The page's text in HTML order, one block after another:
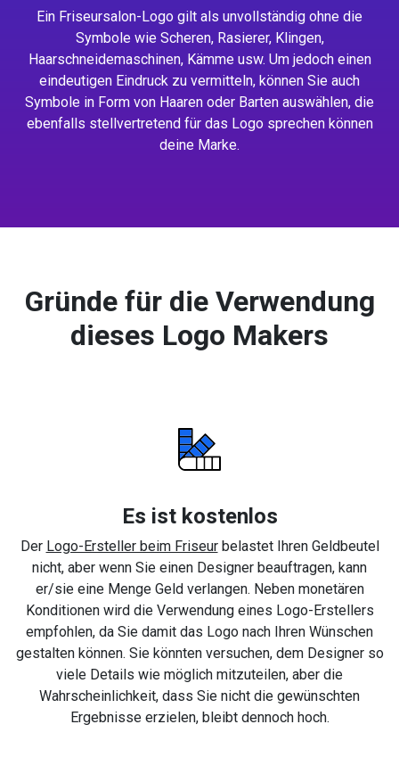
Ein Friseursalon-Logo gilt als unvollständig ohne die
Symbole wie Scheren, Rasierer, Klingen,
Haarschneidemaschinen, Kämme usw. Um jedoch einen
eindeutigen Eindruck zu vermitteln, können Sie auch
Symbole in Form von Haaren oder Barten auswählen, die
ebenfalls stellvertretend für das Logo sprechen können
deine Marke.
Gründe für die Verwendung
dieses Logo Makers
Es ist kostenlos
Der Logo-Ersteller beim Friseurbelastet Ihren Geldbeutel
nicht, aber wenn Sie einen Designer beauftragen, kann
er/sie eine Menge Geld verlangen. Neben monetären
Konditionen wird die Verwendung eines Logo-Erstellers
empfohlen, da Sie damit das Logo nach Ihren Wünschen
gestalten können. Sie könnten versuchen, dem Designer so
viele Details wie möglich mitzuteilen, aber die
Wahrscheinlichkeit, dass Sie nicht die gewünschten
Ergebnisse erzielen, bleibt dennoch hoch.